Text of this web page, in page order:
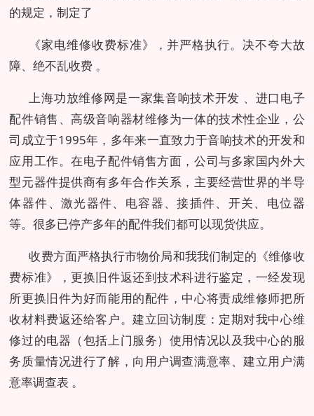
的规定，制定了
《家电维修收费标准》，并严格执行。决不夸大故
障、绝不乱收费 。
上海功放维修网是一家集音响技术开发 、进口电子
配件销售、高级音响器材维修为一体的技术性企业，公
司成立于1995年，多年来一直致力于音响技术的开发和
应用工作。在电子配件销售方面，公司与多家国内外大
型元器件提供商有多年合作关系，主要经营世界的半导
体器件、激光器件、电容器、接插件、开关、电位器
等。很多已停产多年的配件我们都可以现货供应。
收费方面严格执行市物价局和我我们制定的《维修收
费标准》，更换旧件返还到技术科进行鉴定，一经发现
所更换旧件为好而能用的配件，中心将责成维修师把所
收材料费返还给客户。建立回访制度：定期对我中心维
修过的电器（包括上门服务）使用情况以及我中心的服
务质量情况进行了解，向用户调查满意率、建立用户满
意率调查表 。